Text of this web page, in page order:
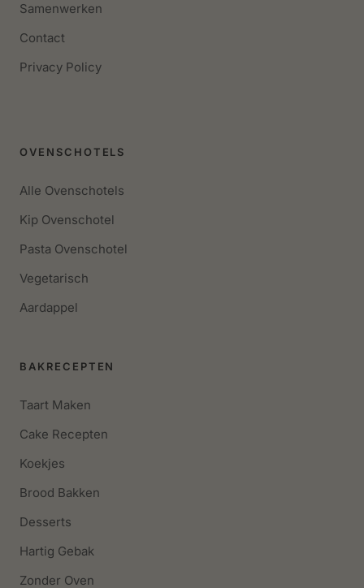
Samenwerken
Contact
Privacy Policy
OVENSCHOTELS
Alle Ovenschotels
Kip Ovenschotel
Pasta Ovenschotel
Vegetarisch
Aardappel
BAKRECEPTEN
Taart Maken
Cake Recepten
Koekjes
Brood Bakken
Desserts
Hartig Gebak
Zonder Oven